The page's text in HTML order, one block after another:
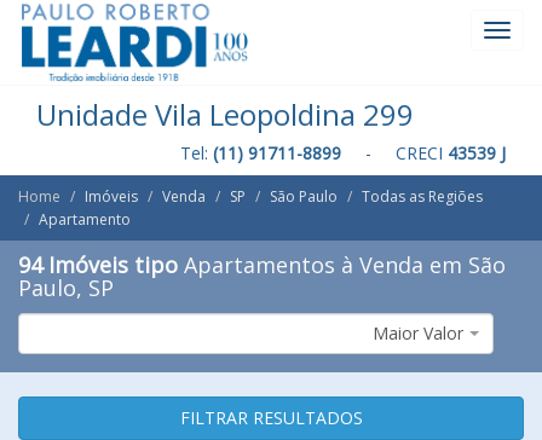
Unidade Vila Leopoldina 299
Tel: (11) 91711-8899 - CRECI 43539 J
Home Imóveis Venda SP São Paulo
Todas as Regiões
Apartamento
94 Imóveis tipo Apartamentos à Venda em São
Paulo, SP
Maior Valor
FILTRAR RESULTADOS